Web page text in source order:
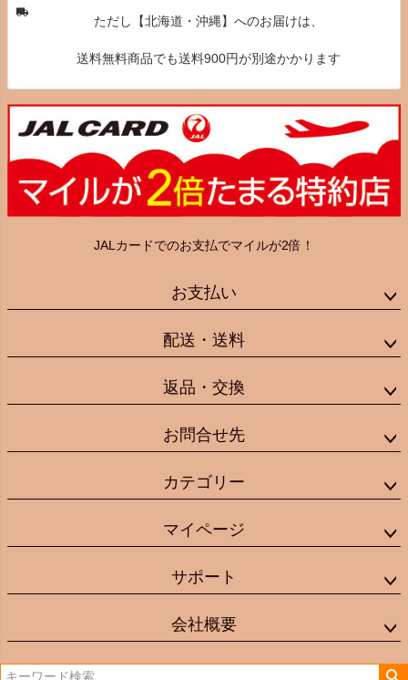
ただし【北海道・沖縄】へのお届けは、
送料無料商品でも送料900円が別途かかります
JALカードでのお支払でマイルが2倍！
お支払い
配送・送料
返品・交換
お問合せ先
カテゴリー
マイページ
サポート
会社概要